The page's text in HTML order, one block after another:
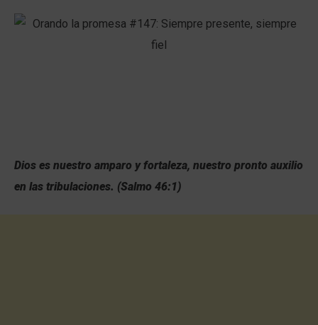
Dios es nuestro amparo y fortaleza, nuestro pronto auxilio
en las tribulaciones. (Salmo 46:1)